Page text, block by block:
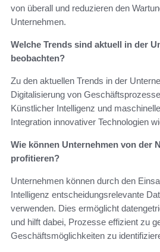
von überall und reduzieren den
Unternehmen.
Welche Trends sind aktuell in der
beobachten?
Zu den aktuellen Trends in der
Digitalisierung von
Künstlicher Intelligenz und
Integration innovativer Technologien
Wie können Unternehmen von der
profitieren?
Unternehmen können durch den
Intelligenz entscheidungsrelevante
verwenden. Dies ermöglicht
und hilft dabei, Prozesse effizient zu
Geschäftsmöglichkeiten zu